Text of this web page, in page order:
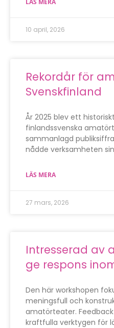
LÄS MERA
10 april, 2026
Rekordår för
Svenskfinland
År 2025 blev ett
finlandssvenska
sammanlagd
nådde verksamheten
LÄS MERA
27 mars, 2026
Intresserad av
ge respons
Den här workshopen
meningsfull och
amatörteater.
kraftfulla verktygen för